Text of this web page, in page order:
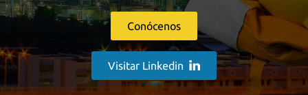
Conócenos
Visitar Linkedin